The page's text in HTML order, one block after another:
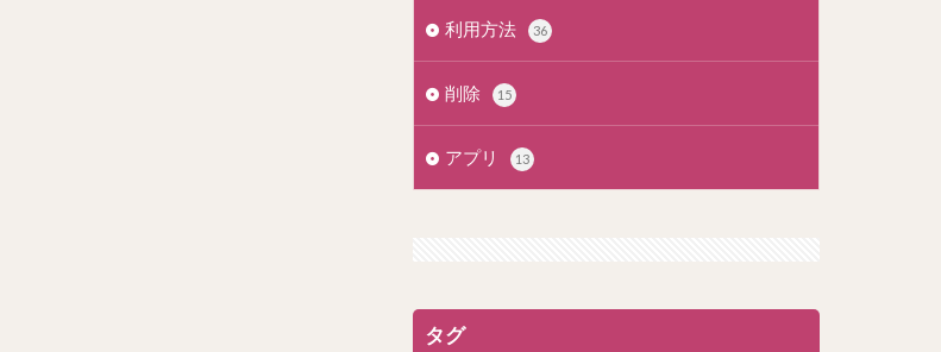
利用方法 36
削除 15
アプリ 13
タグ